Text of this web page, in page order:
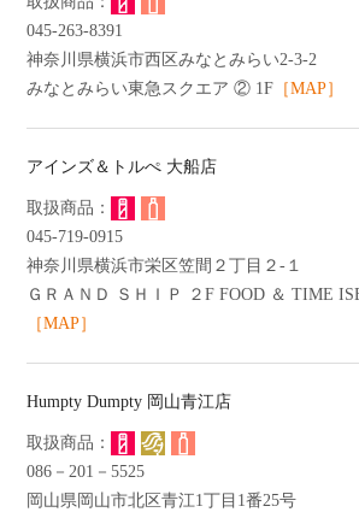
045-263-8391
神奈川県横浜市西区みなとみらい2-3-2
みなとみらい東急スクエア ② 1F ［MAP］
アインズ＆トルぺ 大船店
045-719-0915
神奈川県横浜市栄区笠間２丁目２-１
ＧＲＡＮＤ ＳＨＩＰ ２F FOOD ＆ TIME
［MAP］
Humpty Dumpty 岡山青江店
086－201－5525
岡山県岡山市北区青江1丁目1番25号